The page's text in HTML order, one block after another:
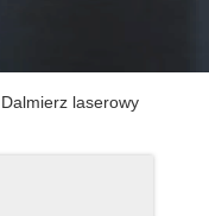
Dalmierz laserowy